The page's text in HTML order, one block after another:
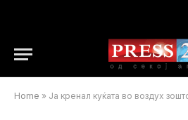
Home » Ја кренал куќата во воздух зошто не сакал да оди во старечки дом – Дедо од